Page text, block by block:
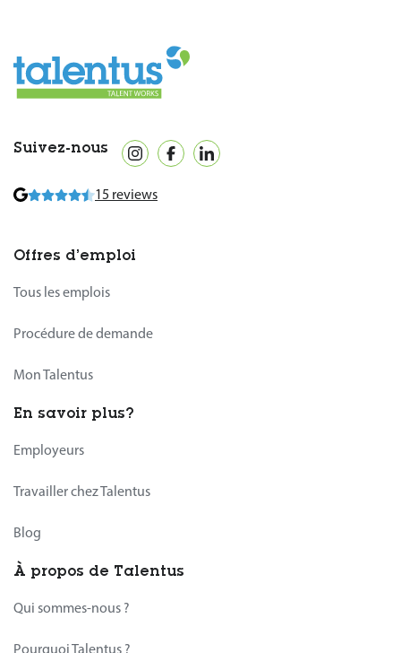
Suivez-nous
15 reviews
Offres d’emploi
Tous les emplois
Procédure de demande
Mon Talentus
En savoir plus?
Employeurs
Travailler chez Talentus
Blog
À propos de Talentus
Qui sommes-nous ?
Pourquoi Talentus ?